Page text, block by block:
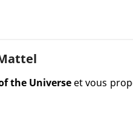
the Universe et vous